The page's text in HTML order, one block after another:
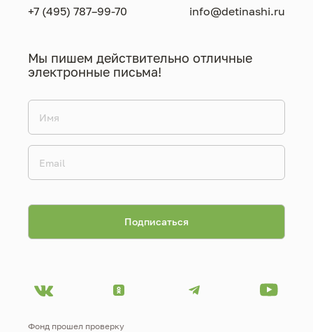
+7 (495) 787–99-70 info@detinashi.ru
Мы пишем действительно отличные
электронные письма!
Фонд прошел проверку